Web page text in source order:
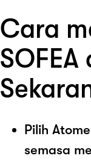
Cara
Pilih
semasa